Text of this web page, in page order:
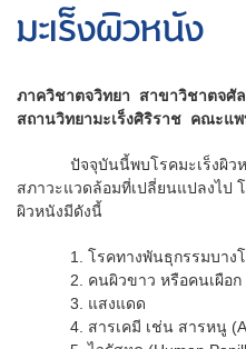
มะเร็งผิวหนัง
ภาควิชาตจวิทยา สาขาวิชาตจศั
สถานวิทยามะเร็งศิริราช คณะแ
ปัจจุบันนี้พบโรคมะเร็งผิวหนั
สภาวะแวดล้อมที่เปลี่ยนแปลงไป โ
ผิวหนังมีดังนี้
1. โรคทางพันธุกรรมบางโ
2. คนผิวขาว หรือคนเผือก
3. แสงแดด
4. สารเคมี เช่น สารหนู